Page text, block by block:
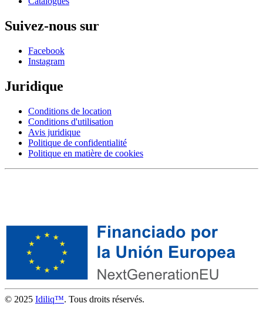
Suivez-nous sur
Facebook
Instagram
Juridique
Conditions de location
Conditions d'utilisation
Avis juridique
Politique de confidentialité
Politique en matière de cookies
© 2025 Idiliq™. Tous droits réservés.